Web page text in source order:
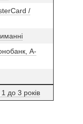
/
А-
до 3 років